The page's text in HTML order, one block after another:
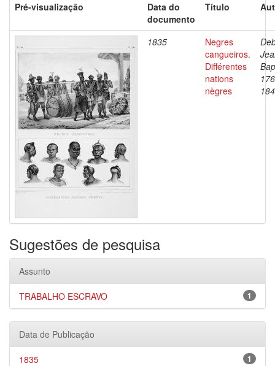
Pré-visualização
Data do
documento
Título
1835
Negres
cangueiros.
Différentes
nations
nègres
Sugestões de pesquisa
Assunto
1
TRABALHO ESCRAVO
Data de Publicação
1
1835